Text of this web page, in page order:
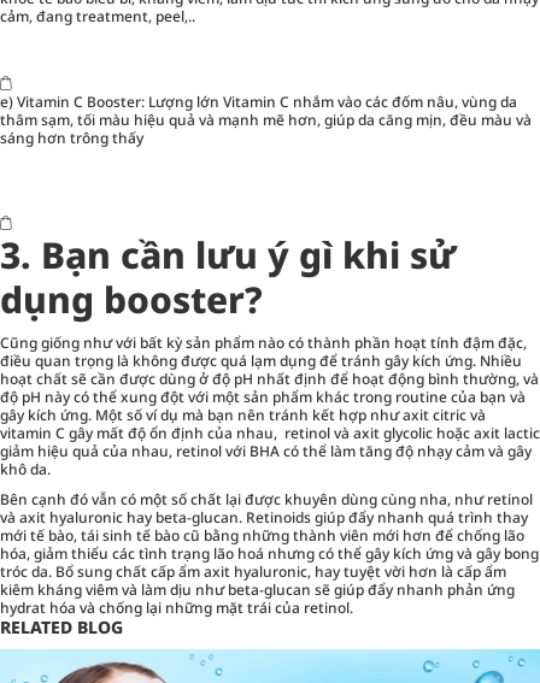
cảm, đang treatment, peel,..
e)Vitamin C Booster: Lượng lớn Vitamin C nhắm vào các đốm nâu, vùng da
thâm sạm, tối màu hiệu quả và mạnh mẽ hơn, giúp da căng mịn, đều màu và
sáng hơn trông thấy
3. Bạn cần lưu ý gì khi sử
dụng booster?
Cũng giống như với bất kỳ sản phẩm nào có thành phần hoạt tính đậm đặc,
điều quan trọng là không được quá lạm dụng để tránh gây kích ứng. Nhiều
hoạt chất sẽ cần được dùng ở độ pH nhất định để hoạt động bình thường, và
độ pH này có thể xung đột với một sản phẩm khác trong routine của bạn và
gây kích ứng. Một số ví dụ mà bạn nên tránh kết hợp như axit citric và
vitamin C gây mất độ ổn định của nhau, retinol và axit glycolic hoặc axit lactic
giảm hiệu quả của nhau, retinol với BHA có thể làm tăng độ nhạy cảm và gây
khô da.
Bên cạnh đó vẫn có một số chất lại được khuyên dùng cùng nha, như retinol
và axit hyaluronic hay beta-glucan. Retinoids giúp đẩy nhanh quá trình thay
mới tế bào, tái sinh tế bào cũ bằng những thành viên mới hơn để chống lão
hóa, giảm thiểu các tình trạng lão hoá nhưng có thể gây kích ứng và gây bong
tróc da. Bổ sung chất cấp ẩm axit hyaluronic, hay tuyệt vời hơn là cấp ẩm
kiêm kháng viêm và làm dịu như beta-glucan sẽ giúp đẩy nhanh phản ứng
hydrat hóa và chống lại những mặt trái của retinol.
RELATED BLOG